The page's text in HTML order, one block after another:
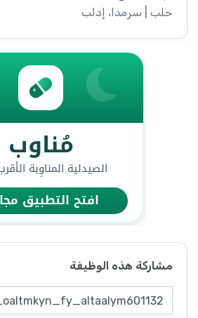
حلب | سرمدا، إدلب
مشاركة هذه الوظيفة